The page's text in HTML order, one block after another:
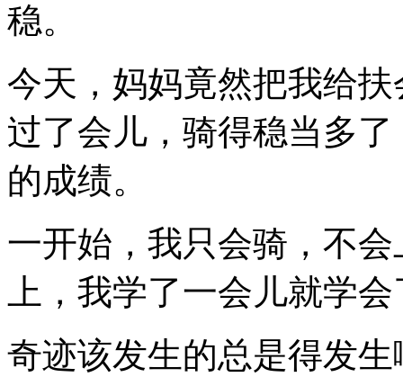
稳。
今天，妈妈竟然把我给
过了会儿，骑得稳当多
的成绩。
一开始，我只会骑，不
上，我学了一会儿就学
奇迹该发生的总是得发生